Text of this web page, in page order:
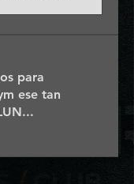
para
ese tan
...